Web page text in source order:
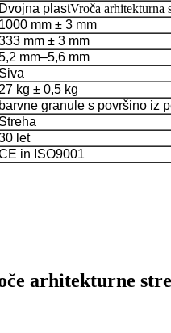
Dvojna plastVroča arhitekturna
1000 mm ± 3 mm
mm ± 3 mm
mm–5,6 mm
Siva
27 kg ± 0,5 kg
barvne granule s površino iz
Streha
let
in ISO9001
arhitekturne